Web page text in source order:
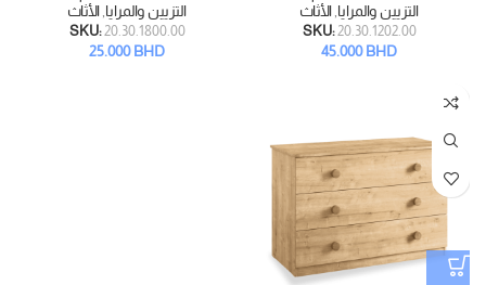
التزيين والمرايا الأثاث
SKU:20.30.1202.00
45.000BHD
التزيين والمرايا الأثاث
SKU:20.30.1800.00
25.000BHD